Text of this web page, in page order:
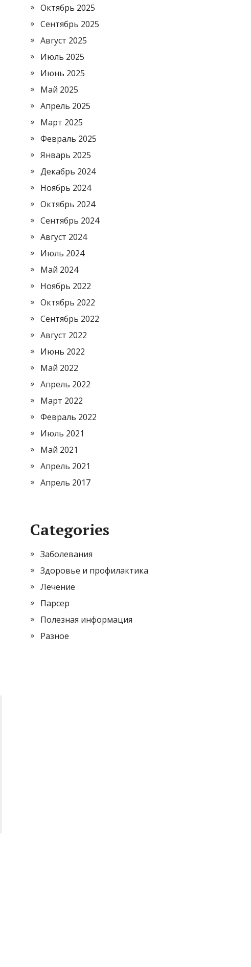
Октябрь 2025
Сентябрь 2025
Август 2025
Июль 2025
Июнь 2025
Май 2025
Апрель 2025
Март 2025
Февраль 2025
Январь 2025
Декабрь 2024
Ноябрь 2024
Октябрь 2024
Сентябрь 2024
Август 2024
Июль 2024
Май 2024
Ноябрь 2022
Октябрь 2022
Сентябрь 2022
Август 2022
Июнь 2022
Май 2022
Апрель 2022
Март 2022
Февраль 2022
Июль 2021
Май 2021
Апрель 2021
Апрель 2017
Categories
Заболевания
Здоровье и профилактика
Лечение
Парсер
Полезная информация
Разное